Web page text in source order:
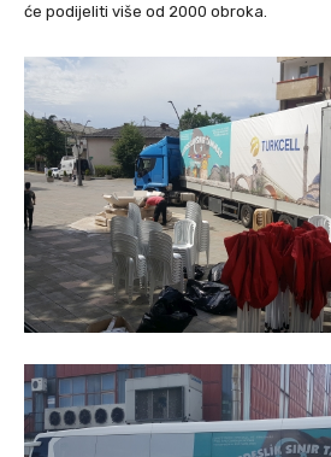
će podijeliti više od 2000 obroka.